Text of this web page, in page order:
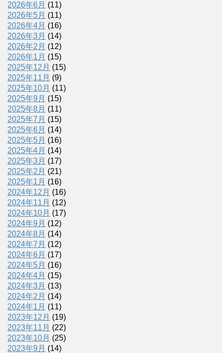
2026年6月 (11)
2026年5月 (11)
2026年4月 (16)
2026年3月 (14)
2026年2月 (12)
2026年1月 (15)
2025年12月 (15)
2025年11月 (9)
2025年10月 (11)
2025年9月 (15)
2025年8月 (11)
2025年7月 (15)
2025年6月 (14)
2025年5月 (16)
2025年4月 (14)
2025年3月 (17)
2025年2月 (21)
2025年1月 (16)
2024年12月 (16)
2024年11月 (12)
2024年10月 (17)
2024年9月 (12)
2024年8月 (14)
2024年7月 (12)
2024年6月 (17)
2024年5月 (16)
2024年4月 (15)
2024年3月 (13)
2024年2月 (14)
2024年1月 (11)
2023年12月 (19)
2023年11月 (22)
2023年10月 (25)
2023年9月 (14)